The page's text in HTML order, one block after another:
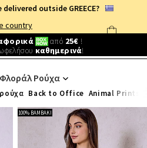
outside GREECE?
country
από 25€ !
καθημερινά!
Φλοράλ Ρούχα
Back to Office Animal Prints
100% ΒΑΜΒΑΚΙ